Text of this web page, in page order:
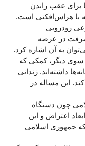
برای عقب راندن
با هراس‌افکنی است.
رودرویی
در عرصه
به آن اشاره کرد.
سوی دیگر، کمکی که
داشته‌اند. زندانی
این مساله در
چون دستگاه
اعتراض و این
جمهوری اسلامی